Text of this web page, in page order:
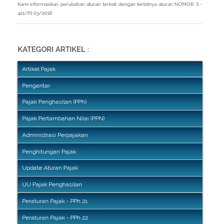
Kami informasikan perubahan aturan terkait dengan terbitnya aturan NOMOR S -
421/PJ.03/2018
KATEGORI ARTIKEL :
Artikel Pajak
Pengantar
Pajak Penghasilan (PPh)
Pajak Pertambahan Nilai (PPN)
Administrasi Perpajakan
Penghitungan Pajak
Update Aturan Pajak
UU Pajak Penghasilan
Peraturan Pajak - PPh 21
Peraturan Pajak - PPh 22